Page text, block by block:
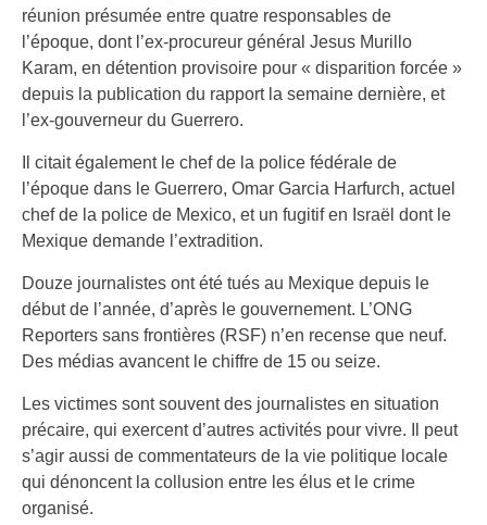
réunion présumée entre quatre responsables de
l’époque, dont l’ex-procureur général Jesus Murillo
Karam, en détention provisoire pour « disparition forcée »
depuis la publication du rapport la semaine dernière, et
l’ex-gouverneur du Guerrero.
Il citait également le chef de la police fédérale de
l’époque dans le Guerrero, Omar Garcia Harfurch, actuel
chef de la police de Mexico, et un fugitif en Israël dont le
Mexique demande l’extradition.
Douze journalistes ont été tués au Mexique depuis le
début de l’année, d’après le gouvernement. L’ONG
Reporters sans frontières (RSF) n’en recense que neuf.
Des médias avancent le chiffre de 15 ou seize.
Les victimes sont souvent des journalistes en situation
précaire, qui exercent d’autres activités pour vivre. Il peut
s’agir aussi de commentateurs de la vie politique locale
qui dénoncent la collusion entre les élus et le crime
organisé.